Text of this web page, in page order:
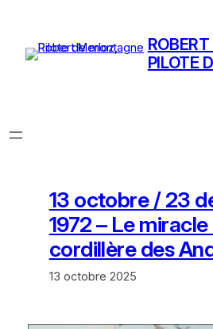
contenu
PILOTE
13 octobre / 23
1972 – Le miracle
cordillère des
13 octobre 2025